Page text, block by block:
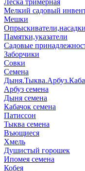
Леска тримерная
Мелкий садовый
Мешки
Опрыскиватели,насадки
Памятки,указатели
Садовые
Заборчики
Совки
Семена
Арбуз семена
Дыня семена
Кабачок семена
Патиссон
Тыква семена
Въющиеся
Хмель
Душистый горошек
Ипомея семена
Кобея